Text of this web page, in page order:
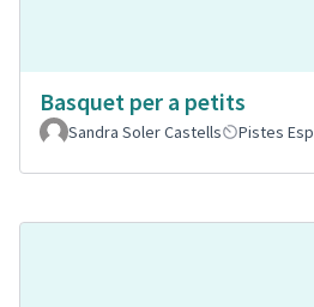
Basquet per a petits
Sandra Soler Castells
Pistes